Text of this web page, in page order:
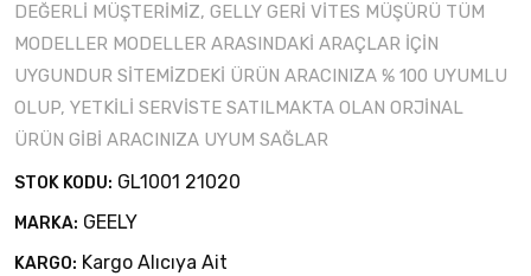
DEĞERLİ MÜŞTERİMİZ, GELLY GERİ VİTES MÜŞÜRÜ TÜM
MODELLER MODELLER ARASINDAKİ ARAÇLAR İÇİN
UYGUNDUR SİTEMİZDEKİ ÜRÜN ARACINIZA % 100 UYUMLU
OLUP, YETKİLİ SERVİSTE SATILMAKTA OLAN ORJİNAL
ÜRÜN GİBİ ARACINIZA UYUM SAĞLAR
STOK KODU: GL1001 21020
MARKA: GEELY
KARGO: Kargo Alıcıya Ait